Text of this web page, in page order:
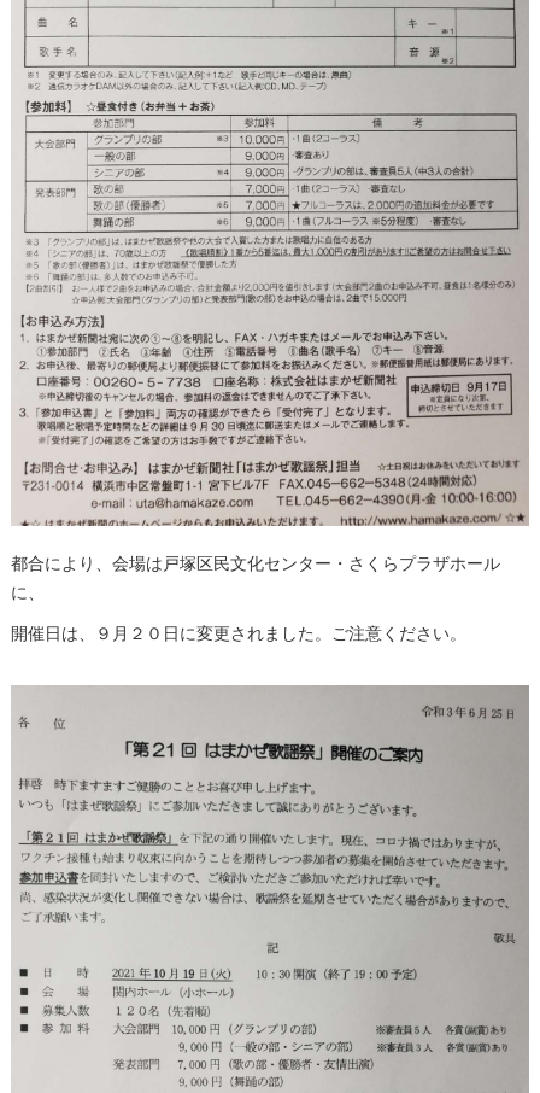
都合により、会場は戸塚区民文化センター・さくらプラザホール
に、
開催日は、９月２０日に変更されました。ご注意ください。